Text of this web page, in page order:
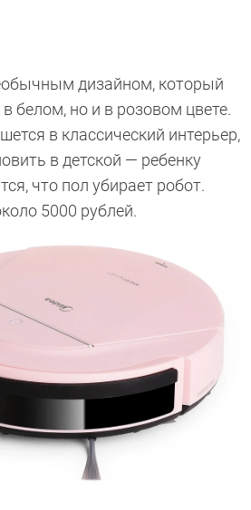
дизайном, который
белом, но и в розовом цвете.
в классический интерьер,
в детской — ребенку
что пол убирает робот.
5000 рублей.